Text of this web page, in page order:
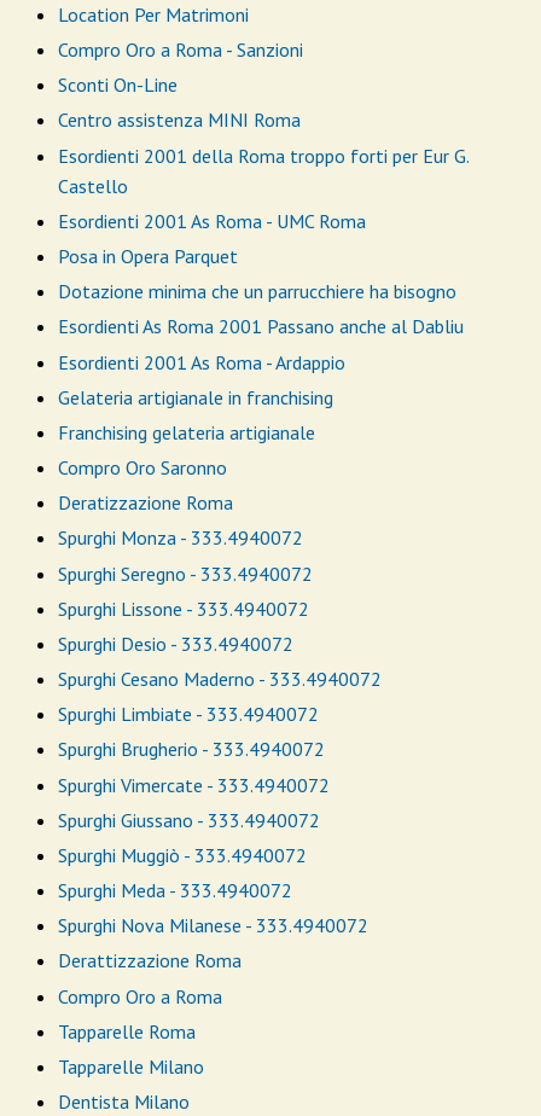
Location Per Matrimoni
Compro Oro a Roma - Sanzioni
Sconti On-Line
Centro assistenza MINI Roma
Esordienti 2001 della Roma troppo forti per Eur G.
Castello
Esordienti 2001 As Roma - UMC Roma
Posa in Opera Parquet
Dotazione minima che un parrucchiere ha bisogno
Esordienti As Roma 2001 Passano anche al Dabliu
Esordienti 2001 As Roma - Ardappio
Gelateria artigianale in franchising
Franchising gelateria artigianale
Compro Oro Saronno
Deratizzazione Roma
Spurghi Monza - 333.4940072
Spurghi Seregno - 333.4940072
Spurghi Lissone - 333.4940072
Spurghi Desio - 333.4940072
Spurghi Cesano Maderno - 333.4940072
Spurghi Limbiate - 333.4940072
Spurghi Brugherio - 333.4940072
Spurghi Vimercate - 333.4940072
Spurghi Giussano - 333.4940072
Spurghi Muggiò - 333.4940072
Spurghi Meda - 333.4940072
Spurghi Nova Milanese - 333.4940072
Derattizzazione Roma
Compro Oro a Roma
Tapparelle Roma
Tapparelle Milano
Dentista Milano